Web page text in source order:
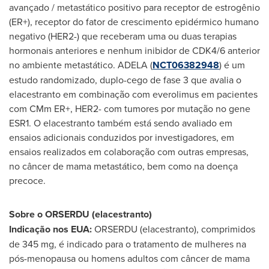
avançado / metastático positivo para receptor de estrogênio
(ER+), receptor do fator de crescimento epidérmico humano
negativo (HER2-) que receberam uma ou duas terapias
hormonais anteriores e nenhum inibidor de CDK4/6 anterior
no ambiente metastático. ADELA (NCT06382948) é um
estudo randomizado, duplo-cego de fase 3 que avalia o
elacestranto em combinação com everolimus em pacientes
com CMm ER+, HER2- com tumores por mutação no gene
ESR1. O elacestranto também está sendo avaliado em
ensaios adicionais conduzidos por investigadores, em
ensaios realizados em colaboração com outras empresas,
no câncer de mama metastático, bem como na doença
precoce.
Sobre o ORSERDU (elacestranto)
Indicação nos EUA:ORSERDU (elacestranto), comprimidos
de 345 mg, é indicado para o tratamento de mulheres na
pós-menopausa ou homens adultos com câncer de mama